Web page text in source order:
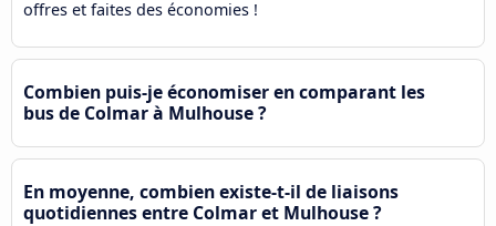
offres et faites des économies !
Combien puis-je économiser en comparant les
bus de Colmar à Mulhouse ?
En moyenne, combien existe-t-il de liaisons
quotidiennes entre Colmar et Mulhouse ?